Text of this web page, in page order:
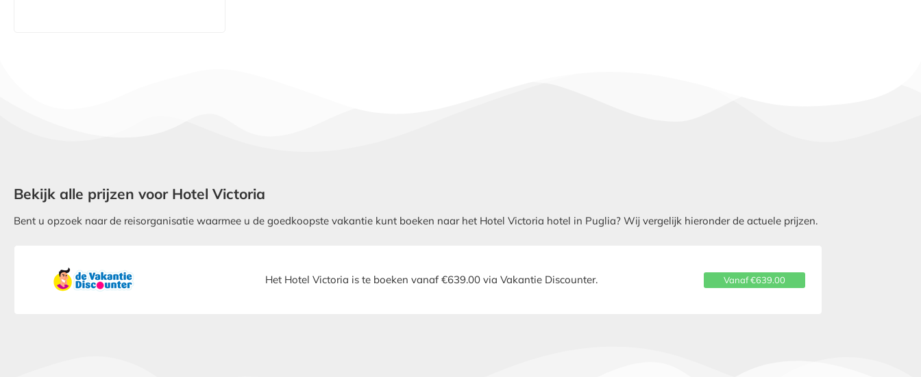
Bekijk alle prijzen voor Hotel Victoria
Bent u opzoek naar de reisorganisatie waarmee u de goedkoopste vakantie kunt boeken naar het Hotel Victoria hotel in Puglia? Wij vergelijk hieronder de actuele prijzen.
Het Hotel Victoria is te boeken vanaf €639.00 via Vakantie Discounter. Vanaf €639.00